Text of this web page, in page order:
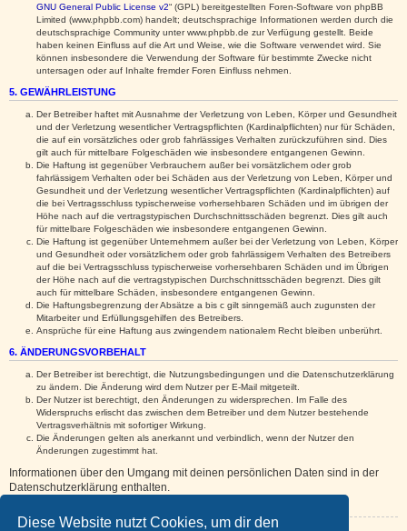
Diese Website nutzt Cookies, um dir den
GNU General Public License v2“ (GPL) bereitgestellten Foren-Software von phpBB
Limited (www.phpbb.com) handelt; deutschsprachige Informationen werden durch die
deutschsprachige Community unter www.phpbb.de zur Verfügung gestellt. Beide
haben keinen Einfluss auf die Art und Weise, wie die Software verwendet wird. Sie
können insbesondere die Verwendung der Software für bestimmte Zwecke nicht
untersagen oder auf Inhalte fremder Foren Einfluss nehmen.
5. GEWÄHRLEISTUNG
Der Betreiber haftet mit Ausnahme der Verletzung von Leben, Körper und Gesundheit
und der Verletzung wesentlicher Vertragspflichten (Kardinalpflichten) nur für Schäden,
die auf ein vorsätzliches oder grob fahrlässiges Verhalten zurückzuführen sind. Dies
gilt auch für mittelbare Folgeschäden wie insbesondere entgangenen Gewinn.
Die Haftung ist gegenüber Verbrauchern außer bei vorsätzlichem oder grob
fahrlässigem Verhalten oder bei Schäden aus der Verletzung von Leben, Körper und
Gesundheit und der Verletzung wesentlicher Vertragspflichten (Kardinalpflichten) auf
die bei Vertragsschluss typischerweise vorhersehbaren Schäden und im übrigen der
Höhe nach auf die vertragstypischen Durchschnittsschäden begrenzt. Dies gilt auch
für mittelbare Folgeschäden wie insbesondere entgangenen Gewinn.
Die Haftung ist gegenüber Unternehmern außer bei der Verletzung von Leben, Körper
und Gesundheit oder vorsätzlichem oder grob fahrlässigem Verhalten des Betreibers
auf die bei Vertragsschluss typischerweise vorhersehbaren Schäden und im Übrigen
der Höhe nach auf die vertragstypischen Durchschnittsschäden begrenzt. Dies gilt
auch für mittelbare Schäden, insbesondere entgangenen Gewinn.
Die Haftungsbegrenzung der Absätze a bis c gilt sinngemäß auch zugunsten der
Mitarbeiter und Erfüllungsgehilfen des Betreibers.
Ansprüche für eine Haftung aus zwingendem nationalem Recht bleiben unberührt.
6. ÄNDERUNGSVORBEHALT
Der Betreiber ist berechtigt, die Nutzungsbedingungen und die Datenschutzerklärung
zu ändern. Die Änderung wird dem Nutzer per E-Mail mitgeteilt.
Der Nutzer ist berechtigt, den Änderungen zu widersprechen. Im Falle des
Widerspruchs erlischt das zwischen dem Betreiber und dem Nutzer bestehende
Vertragsverhältnis mit sofortiger Wirkung.
Die Änderungen gelten als anerkannt und verbindlich, wenn der Nutzer den
Änderungen zugestimmt hat.
Informationen über den Umgang mit deinen persönlichen Daten sind in der
Datenschutzerklärung enthalten.